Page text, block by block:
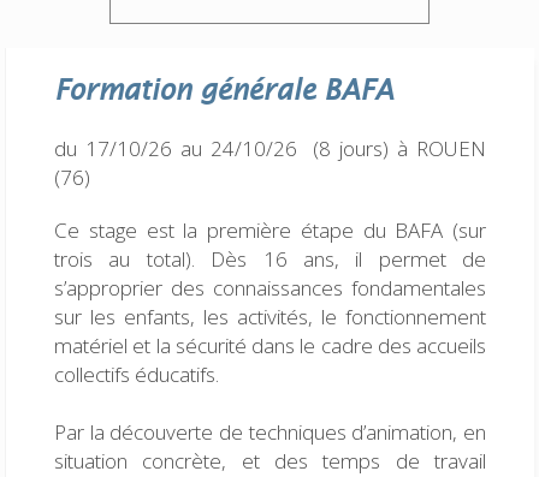
Formation généraleBAFA
du 17/10/26 au 24/10/26 (8 jours) à ROUEN
(76)
Ce stage est la première étape du BAFA (sur
trois au total). Dès 16 ans, il permet de
s’approprier des connaissances fondamentales
sur les enfants, les activités, le fonctionnement
matériel et la sécurité dans le cadre des accueils
collectifs éducatifs.
Par la découverte de techniques d’animation, en
situation concrète, et des temps de travail